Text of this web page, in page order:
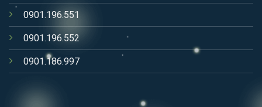
0901.196.551
0901.196.552
0901.186.997